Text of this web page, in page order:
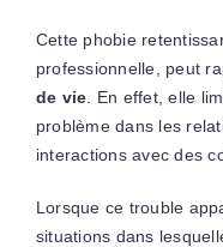
Cette phobie
professionnelle, peut
de vie . En effet, elle
problème dans les
interactions avec des
Lorsque ce trouble
situations dans